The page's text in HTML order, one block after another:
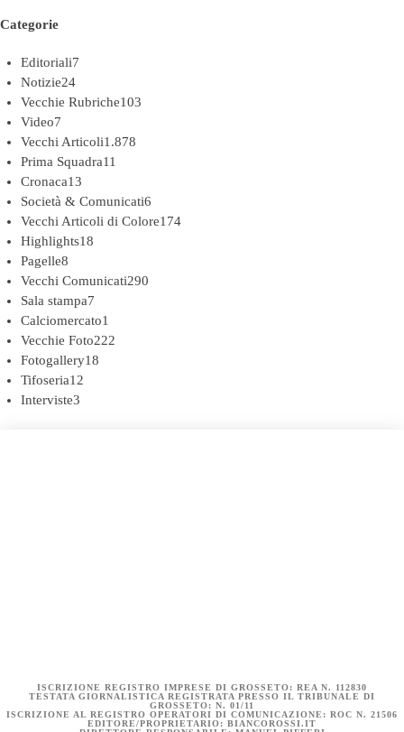
Categorie
Editoriali7
Notizie24
Vecchie Rubriche103
Video7
Vecchi Articoli1.878
Prima Squadra11
Cronaca13
Società & Comunicati6
Vecchi Articoli di Colore174
Highlights18
Pagelle8
Vecchi Comunicati290
Sala stampa7
Calciomercato1
Vecchie Foto222
Fotogallery18
Tifoseria12
Interviste3
ISCRIZIONE REGISTRO IMPRESE DI GROSSETO: REA N. 112830
TESTATA GIORNALISTICA REGISTRATA PRESSO IL TRIBUNALE DI
GROSSETO: N. 01/11
ISCRIZIONE AL REGISTRO OPERATORI DI COMUNICAZIONE: ROC N. 21506
EDITORE/PROPRIETARIO: BIANCOROSSI.IT